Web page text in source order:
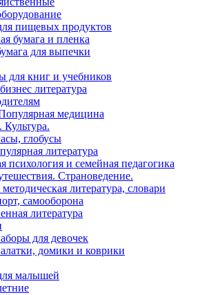
пищевых продуктов
бумага и пленка
для выпечки
для книг и учебников
литература
медицина
Культура.
глобусы
литература
психология и семейная педагогика
Страноведение.
литература, словари
самооборона
литература
для девочек
домики и коврики
малышей